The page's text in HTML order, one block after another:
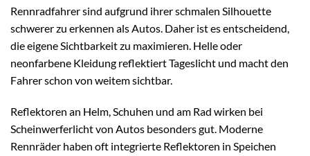
Rennradfahrer sind aufgrund ihrer schmalen Silhouette
schwerer zu erkennen als Autos. Daher ist es entscheidend,
die eigene Sichtbarkeit zu maximieren. Helle oder
neonfarbene Kleidung reflektiert Tageslicht und macht den
Fahrer schon von weitem sichtbar.
Reflektoren an Helm, Schuhen und am Rad wirken bei
Scheinwerferlicht von Autos besonders gut. Moderne
Rennräder haben oft integrierte Reflektoren in Speichen